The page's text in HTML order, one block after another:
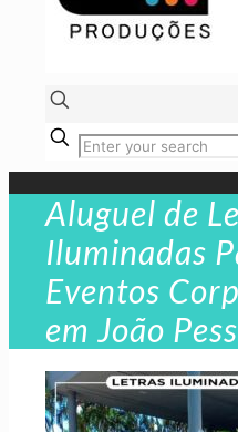
Aluguel de
Iluminadas
Eventos
em João